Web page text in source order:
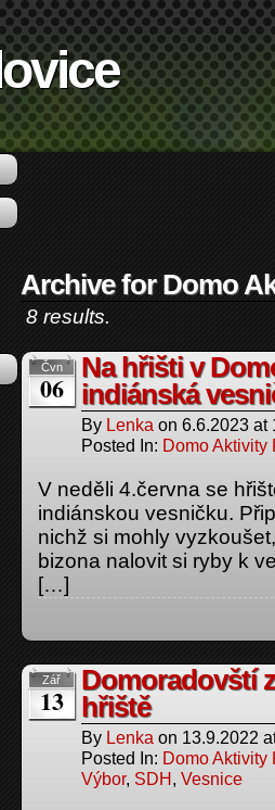
Archive for Domo
8 results.
Čvn
06
Na hřišti v
indiánská
By Lenka on 6.6.2023 at
Posted In: Domo Aktivity
V neděli 4.června se
indiánskou vesničku.
nichž si mohly
bizona nalovit si ryby k
[…]
Zář
13
Domoradovští
hřiště
By Lenka on 13.9.2022
Posted In: Domo Aktivity
Výbor, SDH, Vesnice